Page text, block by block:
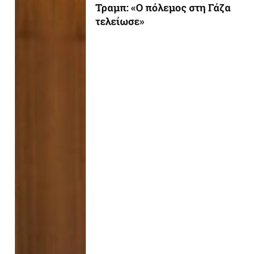
Τραμπ: «Ο πόλεμος στη Γάζα
τελείωσε»